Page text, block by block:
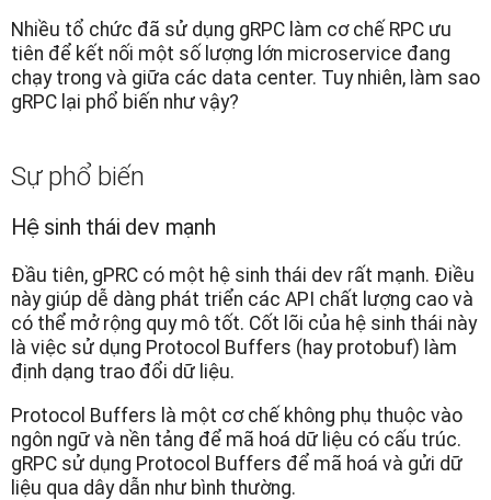
Nhiều tổ chức đã sử dụng gRPC làm cơ chế RPC ưu
tiên để kết nối một số lượng lớn microservice đang
chạy trong và giữa các data center. Tuy nhiên, làm sao
gRPC lại phổ biến như vậy?
Sự phổ biến
Hệ sinh thái dev mạnh
Đầu tiên, gPRC có một hệ sinh thái dev rất mạnh. Điều
này giúp dễ dàng phát triển các API chất lượng cao và
có thể mở rộng quy mô tốt. Cốt lõi của hệ sinh thái này
là việc sử dụng Protocol Buffers (hay protobuf) làm
định dạng trao đổi dữ liệu.
Protocol Buffers là một cơ chế không phụ thuộc vào
ngôn ngữ và nền tảng để mã hoá dữ liệu có cấu trúc.
gRPC sử dụng Protocol Buffers để mã hoá và gửi dữ
liệu qua dây dẫn như bình thường.